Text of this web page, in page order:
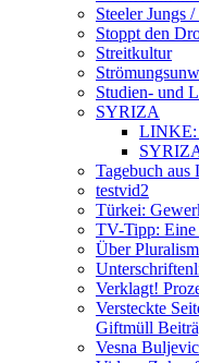
Steeler Jungs
Stoppt den
Streitkultur
Studien- und
SYRIZA
LINKE:
Tagebuch aus
testvid2
Türkei:
TV-Tipp:
Über
Verklagt!
Versteckte
Giftmüll
Vesna